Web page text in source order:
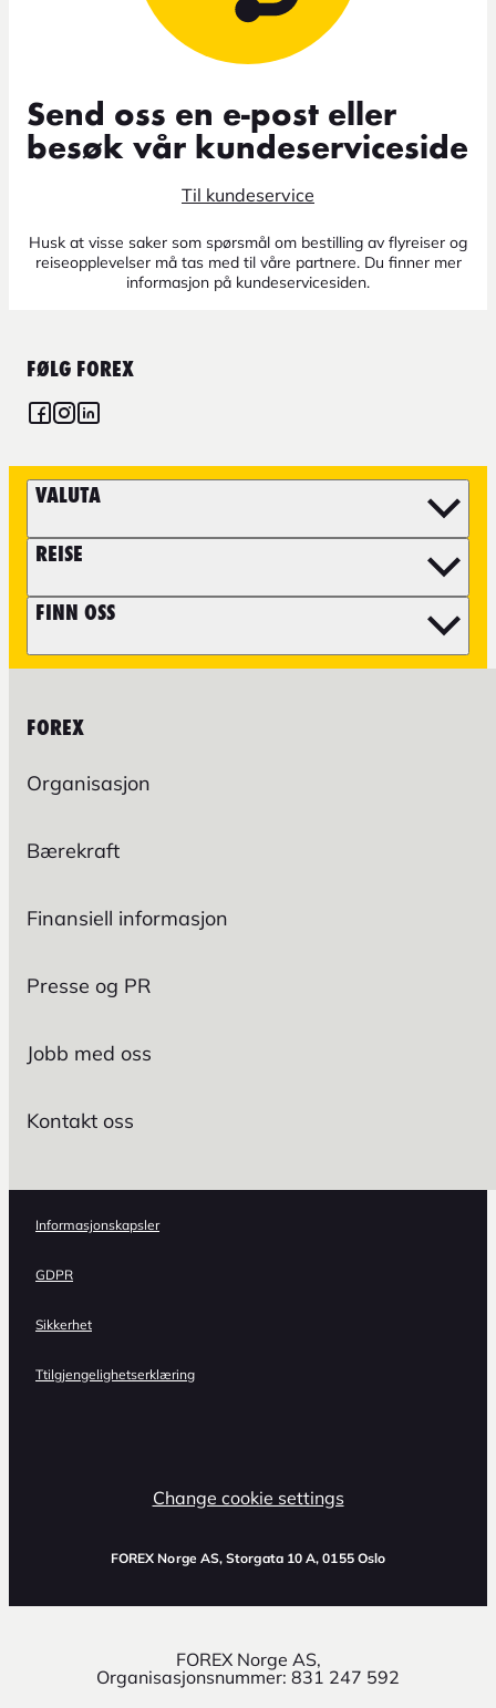
Send oss en e-post eller
besøk vår kundeserviceside
Til kundeservice
Husk at visse saker som spørsmål om bestilling av flyreiser og
reiseopplevelser må tas med til våre partnere. Du finner mer
informasjon på kundeservicesiden.
FØLG FOREX
VALUTA
REISE
FINN OSS
FOREX
Organisasjon
Bærekraft
Finansiell informasjon
Presse og PR
Jobb med oss
Kontakt oss
Informasjonskapsler
GDPR
Sikkerhet
Ttilgjengelighetserklæring
Change cookie settings
FOREX Norge AS, Storgata 10 A, 0155 Oslo
FOREX Norge AS,
Organisasjonsnummer: 831 247 592